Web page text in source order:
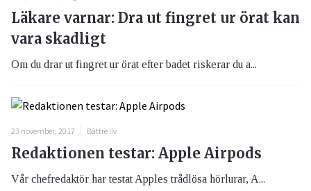
Läkare varnar: Dra ut fingret ur örat kan
vara skadligt
Om du drar ut fingret ur örat efter badet riskerar du a...
23 november, 2017 Bättre liv
Redaktionen testar: Apple Airpods
Vår chefredaktör har testat Apples trådlösa hörlurar, A...